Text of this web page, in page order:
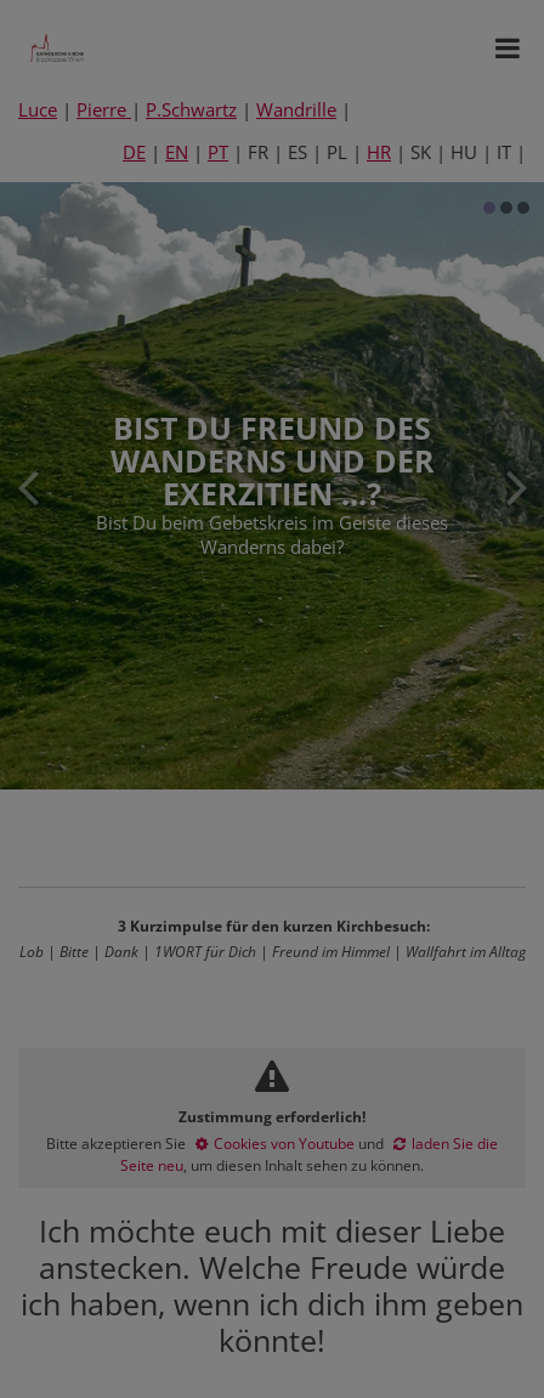
Luce | Pierre | P.Schwartz | Wandrille |
DE | EN | PT | FR | ES | PL | HR | SK | HU | IT |
BIST DU FREUND DES
WANDERNS UND DER
EXERZITIEN ...?
Bist Du beim Gebetskreis im Geiste dieses
Wanderns dabei?
3 Kurzimpulse für den kurzen Kirchbesuch:
Lob | Bitte | Dank | 1WORT für Dich | Freund im Himmel | Wallfahrt im Alltag
Zustimmung erforderlich!
Bitte akzeptieren Sie
Cookies von Youtube und
laden Sie die
Seite neu, um diesen Inhalt sehen zu können.
Ich möchte euch mit dieser Liebe
anstecken. Welche Freude würde
ich haben, wenn ich dich ihm geben
könnte!